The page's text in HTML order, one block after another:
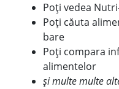
Poți vedea
Poți căuta
bare
Poți compara
alimentelor
și multe multe